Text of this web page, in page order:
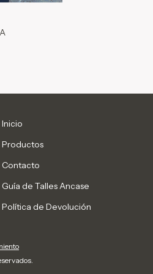
Inicio
Productos
Contacto
Guía de Talles Ancase
Política de Devolución